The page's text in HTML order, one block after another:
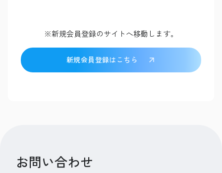
※新規会員登録のサイトへ移動します。
新規会員登録はこちら
お問い合わせ